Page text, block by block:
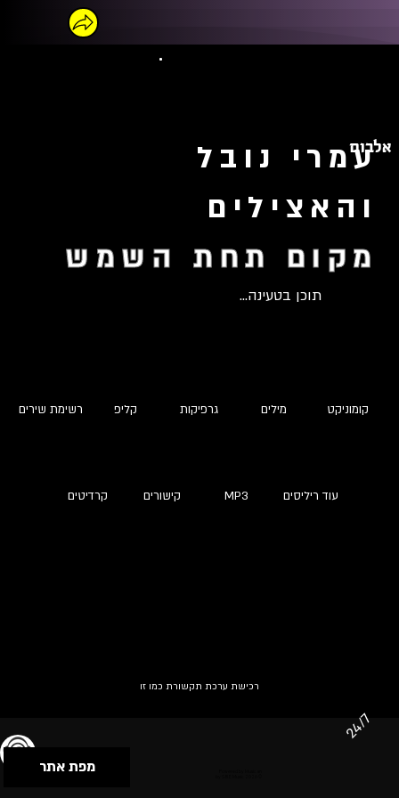
עמרי נובל
והאצילים
מקום תחת השמש
תוכן בטעינה...
אלבום
רשימת שירים קליפ גרפיקות מילים קומוניקט
קרדיטים קישורים MP3 עוד ריליסים
רכישת ערכת תקשורת כמו זו
מפת אתר
24/7